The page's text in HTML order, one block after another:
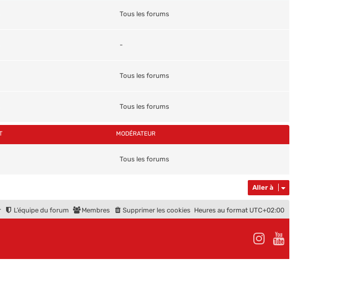
Tous les forums
-
Tous les forums
Tous les forums
MODÉRATEUR
Tous les forums
Aller à
Heures au format UTC+02:00
Supprimer les cookies
Membres
L’équipe du forum